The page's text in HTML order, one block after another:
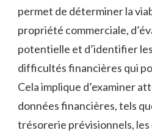
⁣permet de déterminer ‌la
propriété commerciale,
potentielle et d’identifier
difficultés ‌financières qui
Cela implique⁤ d’examiner⁢
données financières, ⁢tels⁢
trésorerie prévisionnels, les